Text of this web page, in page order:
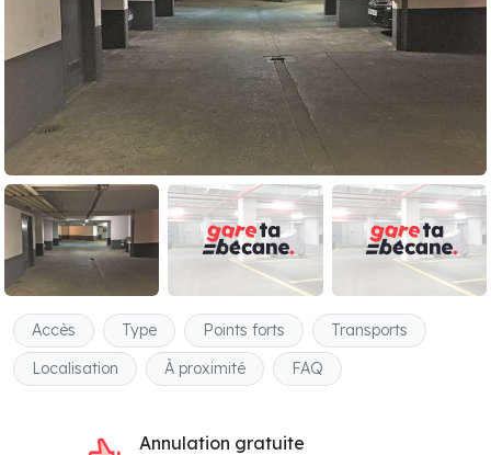
Accès Type Points forts
Transports
Localisation
À proximité FAQ
Annulation gratuite